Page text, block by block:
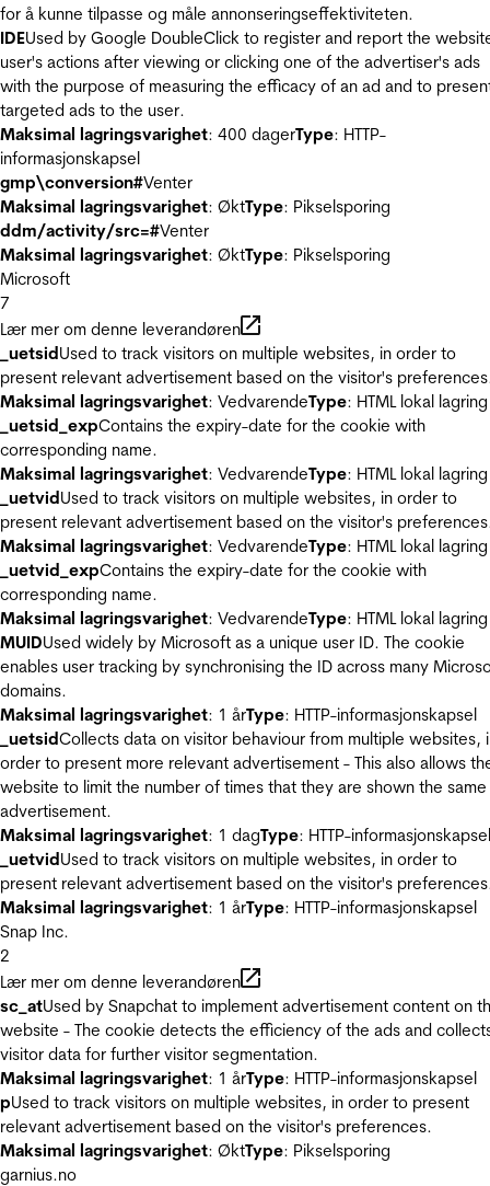
for å kunne tilpasse og måle annonseringseffektiviteten.
IDEUsed by Google DoubleClick to register and report the
user's actions after viewing or clicking one of the advertiser's ads
with the purpose of measuring the efficacy of an ad and to
targeted ads to the user.
Maksimal lagringsvarighet: 400 dagerType: HTTP-
informasjonskapsel
gmp\conversion#Venter
Maksimal lagringsvarighet: ØktType: Pikselsporing
ddm/activity/src=#Venter
Maksimal lagringsvarighet: ØktType: Pikselsporing
Microsoft
7
Lær mer om denne leverandøren
_uetsidUsed to track visitors on multiple websites, in order to
present relevant advertisement based on the visitor's
Maksimal lagringsvarighet: VedvarendeType: HTML lokal lagring
_uetsid_expContains the expiry-date for the cookie with
corresponding name.
Maksimal lagringsvarighet: VedvarendeType: HTML lokal lagring
_uetvidUsed to track visitors on multiple websites, in order to
present relevant advertisement based on the visitor's
Maksimal lagringsvarighet: VedvarendeType: HTML lokal lagring
_uetvid_expContains the expiry-date for the cookie with
corresponding name.
Maksimal lagringsvarighet: VedvarendeType: HTML lokal lagring
MUIDUsed widely by Microsoft as a unique user ID. The cookie
enables user tracking by synchronising the ID across many
domains.
Maksimal lagringsvarighet: 1 årType: HTTP-informasjonskapsel
_uetsidCollects data on visitor behaviour from multiple websites,
order to present more relevant advertisement - This also allows
website to limit the number of times that they are shown the same
advertisement.
Maksimal lagringsvarighet: 1 dagType: HTTP-informasjonskapsel
_uetvidUsed to track visitors on multiple websites, in order to
present relevant advertisement based on the visitor's
Maksimal lagringsvarighet: 1 årType: HTTP-informasjonskapsel
Snap Inc.
2
Lær mer om denne leverandøren
sc_atUsed by Snapchat to implement advertisement content on
website - The cookie detects the efficiency of the ads and
visitor data for further visitor segmentation.
Maksimal lagringsvarighet: 1 årType: HTTP-informasjonskapsel
pUsed to track visitors on multiple websites, in order to present
relevant advertisement based on the visitor's preferences.
Maksimal lagringsvarighet: ØktType: Pikselsporing
garnius.no